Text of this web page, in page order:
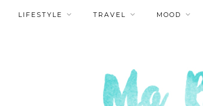
LIFESTYLE TRAVEL MOOD